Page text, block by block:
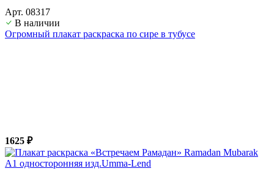
Арт. 08317
В наличии
Огромный плакат раскраска по сире в тубусе
1625 ₽